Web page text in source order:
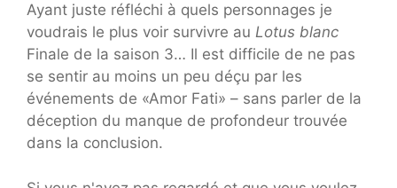
Ayant juste réfléchi à quels personnages je
voudrais le plus voir survivre au Lotus blanc
Finale de la saison 3… Il est difficile de ne pas
se sentir au moins un peu déçu par les
événements de «Amor Fati» – sans parler de la
déception du manque de profondeur trouvée
dans la conclusion.